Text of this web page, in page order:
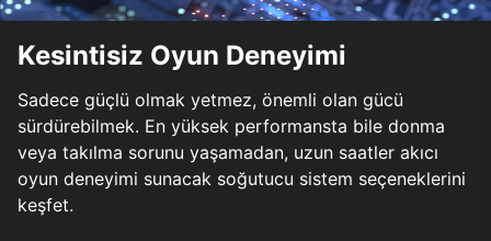
Kesintisiz Oyun Deneyimi
Sadece güçlü olmak yetmez, önemli olan gücü
sürdürebilmek. En yüksek performansta bile donma
veya takılma sorunu yaşamadan, uzun saatler akıcı
oyun deneyimi sunacak soğutucu sistem seçeneklerini
keşfet.